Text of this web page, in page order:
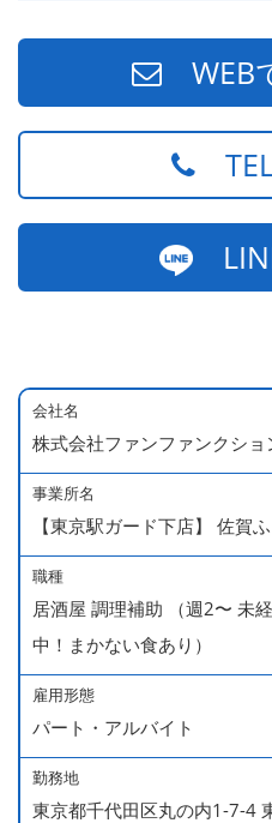
WEB
会社名
株式会社ファンファンクショ
事業所名
【東京駅ガード下店】 佐賀
職種
居酒屋 調理補助 （週2〜 未
中！まかない食あり）
雇用形態
パート・アルバイト
勤務地
東京都千代田区丸の内1-7-4